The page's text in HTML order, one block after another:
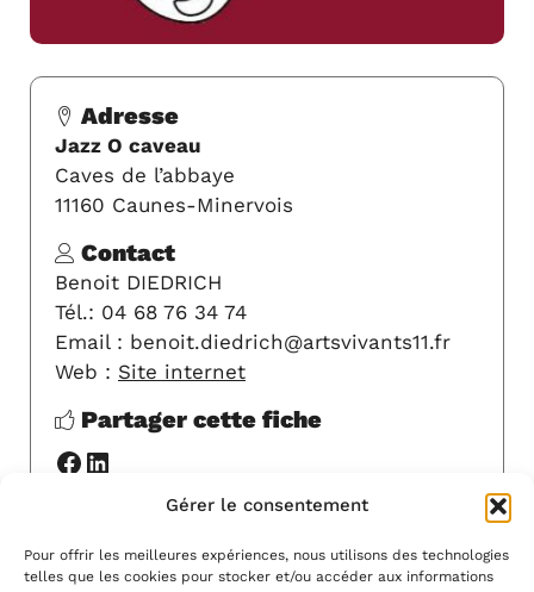
Gérer le consentement
Pour offrir les meilleures expériences, nous utilisons des technologies
telles que les cookies pour stocker et/ou accéder aux informations
Adresse
Jazz O caveau
Caves de l’abbaye
11160 Caunes-Minervois
Contact
Benoit DIEDRICH
Tél.: 04 68 76 34 74
Email : benoit.diedrich@artsvivants11.fr
Web : Site internet
Partager cette fiche
Facebook
LinkedIn